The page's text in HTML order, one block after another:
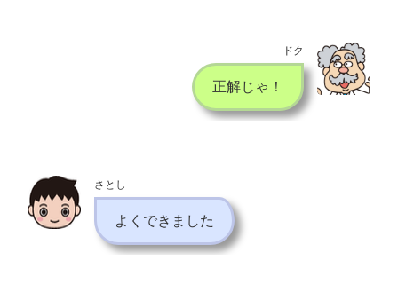
ドク
正解じゃ！
さとし
よくできました